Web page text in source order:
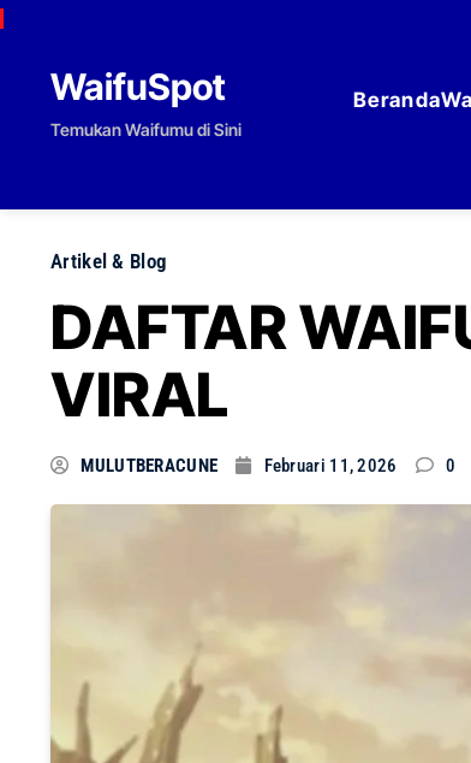
Skip to content
WaifuSpot
Temukan Waifumu di Sini
Beranda
Artikel & Blog
DAFTAR
VIRAL
MULUTBERACUNE Februari 11, 2026 0